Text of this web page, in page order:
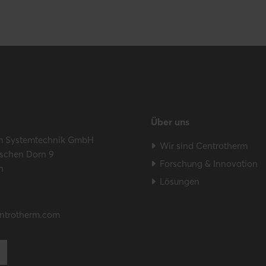
Systemtechnik GmbH
Dorn 9
Über uns
Wir sind Centrotherm
Forschung & Innovation
Lösungen